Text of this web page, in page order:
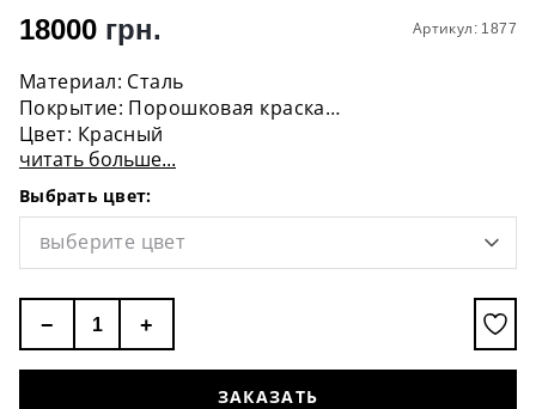
Артикул: 1877
18000 грн.
Материал: Сталь
Покрытие: Порошковая краска
Цвет: Красный
Диаметр: 150 см
Высота: 50 см
Цоколь: 12 * Е27
Мощность: 12 * 60W
Лампочка: В комплект не входит
читать больше...
Выбрать цвет:
выберите цвет
− +
ЗАКАЗАТЬ